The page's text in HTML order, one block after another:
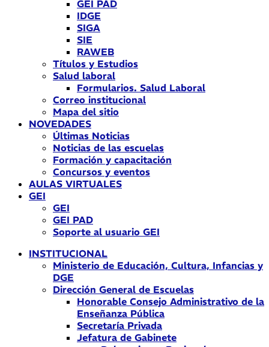
GEI PAD
IDGE
SIGA
SIE
RAWEB
Títulos y Estudios
Salud laboral
Formularios. Salud Laboral
Correo institucional
Mapa del sitio
NOVEDADES
Últimas Noticias
Noticias de las escuelas
Formación y capacitación
Concursos y eventos
AULAS VIRTUALES
GEI
GEI
GEI PAD
Soporte al usuario GEI
INSTITUCIONAL
Ministerio de Educación, Cultura, Infancias y
DGE
Dirección General de Escuelas
Honorable Consejo Administrativo de la
Enseñanza Pública
Secretaría Privada
Jefatura de Gabinete